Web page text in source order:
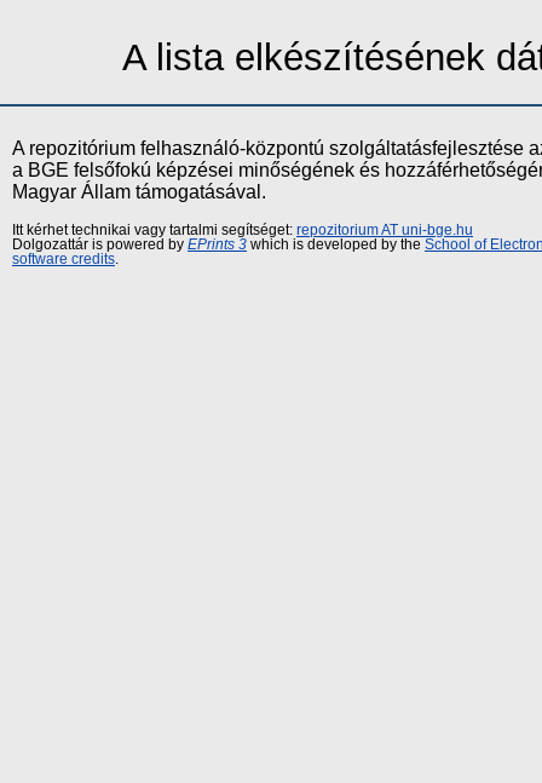
A lista elkészítésének
A repozitórium felhasználó-központú szolgáltatásfejlesztése
a BGE felsőfokú képzései minőségének és
Magyar Állam támogatásával.
Itt kérhet technikai vagy tartalmi segítséget: repozitorium AT uni-bge.hu
Dolgozattár is powered by EPrints 3 which is developed by the School of
software credits